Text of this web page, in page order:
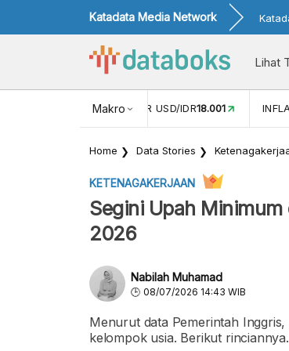
Katadata Media Network
Lihat
Makro
NILAI TUKAR USD/IDR18.001
Home Data Stories
KETENAGAKERJAAN
Segini Upah
2026
Nabilah Muhamad
08/07/2026 14:43 WIB
Menurut data Pemerintah
kelompok usia. Berikut rinciannya.